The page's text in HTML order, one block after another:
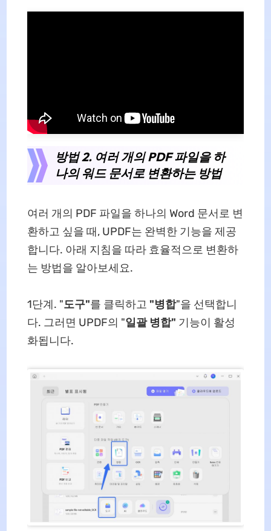
방법 2. 여러 개의 PDF 파일을 하
나의 워드 문서로 변환하는 방법
여러 개의 PDF 파일을 하나의 Word 문서로 변
환하고 싶을 때, UPDF는 완벽한 기능을 제공
합니다. 아래 지침을 따라 효율적으로 변환하
는 방법을 알아보세요.
1단계. "도구"를 클릭하고 "병합"을 선택합니
다. 그러면 UPDF의 "일괄 병합" 기능이 활성
화됩니다.